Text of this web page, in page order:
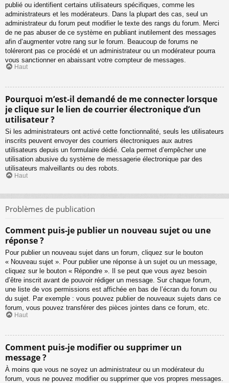
publié ou identifient certains utilisateurs spécifiques, comme les
administrateurs et les modérateurs. Dans la plupart des cas, seul un
administrateur du forum peut modifier le texte des rangs du forum. Merci
de ne pas abuser de ce système en publiant inutilement des messages
afin d’augmenter votre rang sur le forum. Beaucoup de forums ne
toléreront pas ce procédé et un administrateur ou un modérateur pourra
vous sanctionner en abaissant votre compteur de messages.
Haut
Pourquoi m’est-il demandé de me connecter lorsque
je clique sur le lien de courrier électronique d’un
utilisateur ?
Si les administrateurs ont activé cette fonctionnalité, seuls les utilisateurs
inscrits peuvent envoyer des courriers électroniques aux autres
utilisateurs depuis un formulaire dédié. Cela permet d’empêcher une
utilisation abusive du système de messagerie électronique par des
utilisateurs malveillants ou des robots.
Haut
Problèmes de publication
Comment puis-je publier un nouveau sujet ou une
réponse ?
Pour publier un nouveau sujet dans un forum, cliquez sur le bouton
« Nouveau sujet ». Pour publier une réponse à un sujet ou un message,
cliquez sur le bouton « Répondre ». Il se peut que vous ayez besoin
d’être inscrit avant de pouvoir rédiger un message. Sur chaque forum,
une liste de vos permissions est affichée en bas de l’écran du forum ou
du sujet. Par exemple : vous pouvez publier de nouveaux sujets dans ce
forum, vous pouvez transférer des pièces jointes dans ce forum, etc.
Haut
Comment puis-je modifier ou supprimer un
message ?
À moins que vous ne soyez un administrateur ou un modérateur du
forum, vous ne pouvez modifier ou supprimer que vos propres messages.